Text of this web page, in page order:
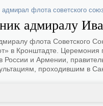
адмирал флота советского
адмиралу
флота Советского
в Кронштадте. Церемония
и Армении,
проходившим в